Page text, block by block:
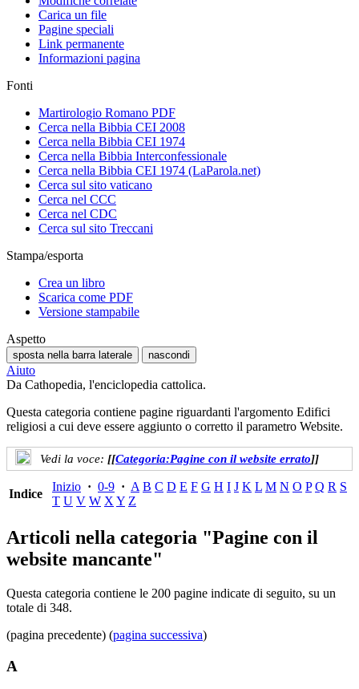
Carica un file
Pagine speciali
Link permanente
Informazioni pagina
Fonti
Martirologio Romano PDF
Cerca nella Bibbia CEI 2008
Cerca nella Bibbia CEI 1974
Cerca nella Bibbia Interconfessionale
Cerca nella Bibbia CEI 1974 (LaParola.net)
Cerca sul sito vaticano
Cerca nel CCC
Cerca nel CDC
Cerca sul sito Treccani
Stampa/esporta
Crea un libro
Scarica come PDF
Versione stampabile
Aspetto
sposta nella barra laterale nascondi
Aiuto
Da Cathopedia, l'enciclopedia cattolica.
Questa categoria contiene pagine riguardanti l'argomento Edifici
religiosi a cui deve essere aggiunto o corretto il parametro Website.
Vedi la voce: [[Categoria:Pagine con il website errato]]
Indice
Inizio · 0-9 · A B C D E F G H I J K L M N O P Q R S
T U V W X Y Z
Articoli nella categoria "Pagine con il
website mancante"
Questa categoria contiene le 200 pagine indicate di seguito, su un
totale di 348.
(pagina precedente) (pagina successiva)
A